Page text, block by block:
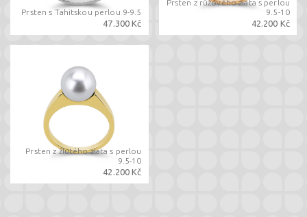
Prsten s Tahitskou perlou 9-9.5
47.300 Kč
Prsten z růžového zlata s perlou
9.5-10
42.200 Kč
Prsten z žlutého zlata s perlou
9.5-10
42.200 Kč